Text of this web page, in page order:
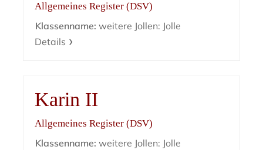
Allgemeines Register (DSV)
Klassenname: weitere Jollen: Jolle
Details
Karin II
Allgemeines Register (DSV)
Klassenname: weitere Jollen: Jolle